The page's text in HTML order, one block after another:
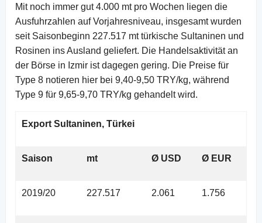
Mit noch immer gut 4.000 mt pro Wochen liegen die
Ausfuhrzahlen auf Vorjahresniveau, insgesamt wurden
seit Saisonbeginn 227.517 mt türkische Sultaninen und
Rosinen ins Ausland geliefert. Die Handelsaktivität an
der Börse in Izmir ist dagegen gering. Die Preise für
Type 8 notieren hier bei 9,40-9,50 TRY/kg, während
Type 9 für 9,65-9,70 TRY/kg gehandelt wird.
Export Sultaninen, Türkei
Saison mt Ø USD Ø EUR
2019/20 227.517 2.061 1.756